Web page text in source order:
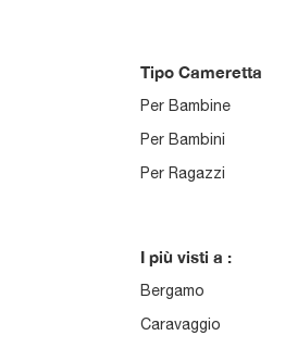
Tipo Cameretta
Per Bambine
Per Bambini
Per Ragazzi
I più visti a :
Bergamo
Caravaggio